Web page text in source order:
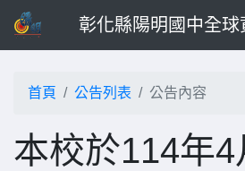
彰化縣陽明國中全球
首頁 公告列表 公告內容
本校於114年4